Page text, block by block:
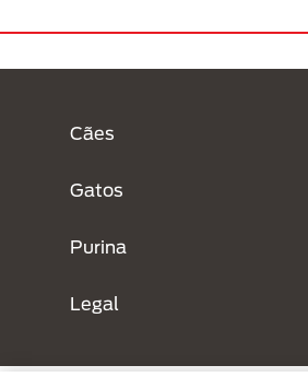
Cães
Gatos
Purina
Legal